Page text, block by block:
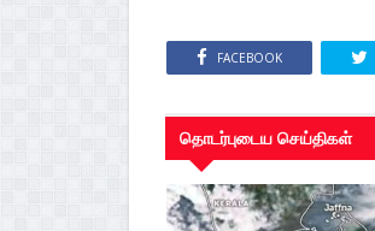
FACEBOOK
தொடர்புடைய செய்திகள்